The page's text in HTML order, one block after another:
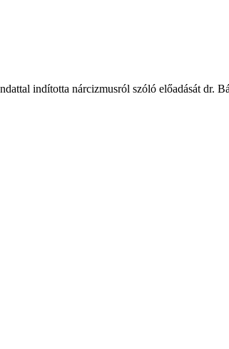
indította nárcizmusról szóló előadását dr.